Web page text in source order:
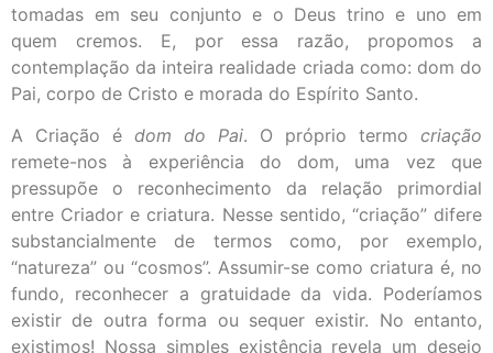
tomadas em seu conjunto e o Deus trino e uno em
quem cremos. E, por essa razão, propomos a
contemplação da inteira realidade criada como: dom do
Pai, corpo de Cristo e morada do Espírito Santo.
A Criação é dom do Pai. O próprio termo criação
remete-nos à experiência do dom, uma vez que
pressupõe o reconhecimento da relação primordial
entre Criador e criatura. Nesse sentido, “criação” difere
substancialmente de termos como, por exemplo,
“natureza” ou “cosmos”. Assumir-se como criatura é, no
fundo, reconhecer a gratuidade da vida. Poderíamos
existir de outra forma ou sequer existir. No entanto,
existimos! Nossa simples existência revela um desejo